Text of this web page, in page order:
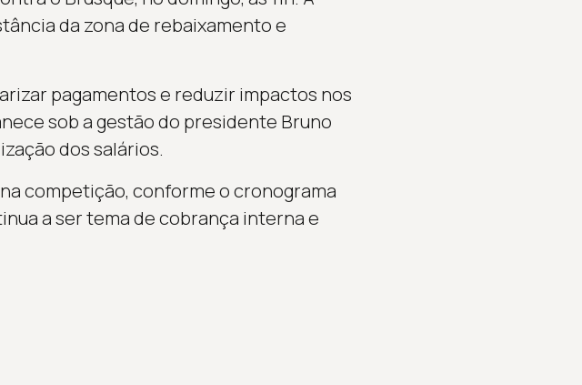
da zona de rebaixamento e
pagamentos e reduzir impactos nos
sob a gestão do presidente Bruno
dos salários.
competição, conforme o cronograma
a ser tema de cobrança interna e